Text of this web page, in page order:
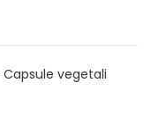
vegetali